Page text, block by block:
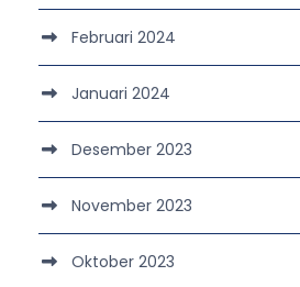
Februari 2024
Januari 2024
Desember 2023
November 2023
Oktober 2023